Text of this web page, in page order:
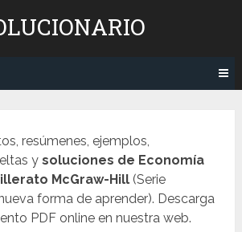
resúmenes, ejemplos,
ysoluciones de Economía
McGraw-Hill (Serie
forma de aprender). Descarga
PDF online en nuestra web.